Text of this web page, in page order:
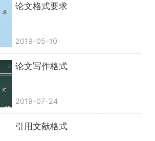
论文格式要求
2019-05-10
论文写作格式
2019-07-24
引用文献格式